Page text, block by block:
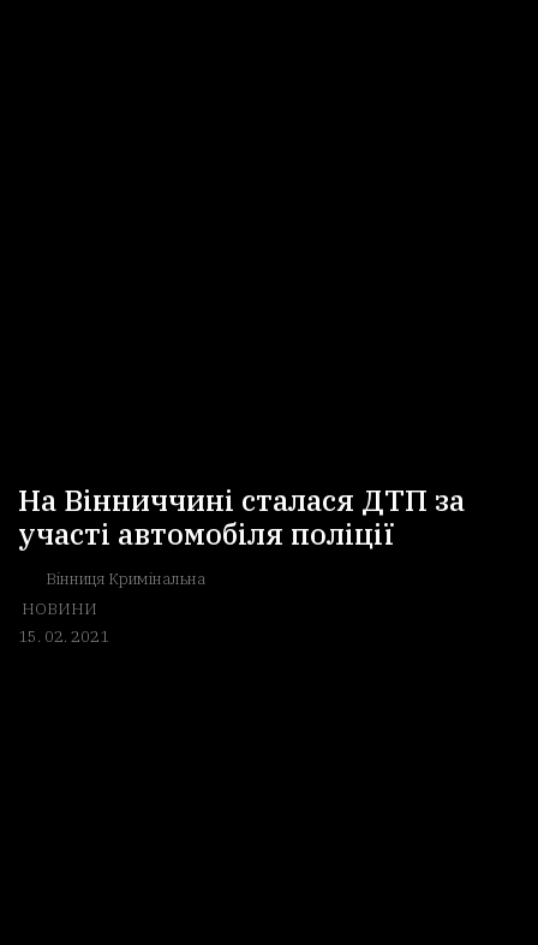
На Вінниччині сталася ДТП за
участі автомобіля поліції
Вінниця Кримінальна
НОВИНИ
15. 02. 2021